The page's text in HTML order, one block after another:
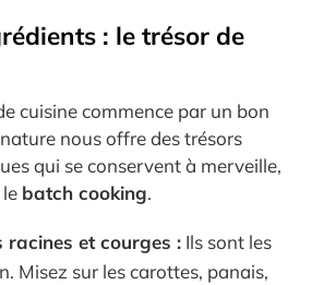
: le trésor de
cuisine commence par un bon
nous offre des trésors
qui se conservent à merveille,
batch cooking.
racines et courges : Ils sont les
Misez sur les carottes, panais,